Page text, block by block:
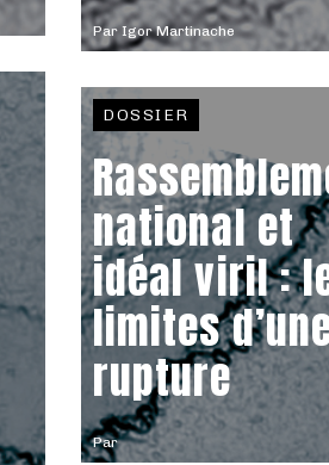
Par Igor Martinache
Par
DOSSIER
national et
idéal viril :
limites
rupture